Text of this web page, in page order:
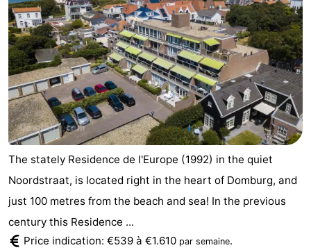
Bruinisse
-
Zierikzee
-
Nature
Oosterschelde
-
Burgh
Haamstede
-
Nature
Kop
van
Schouwen
Walcheren
-
Veere
-
Nature
-
The stately Residence de l'Europe (1992) in the quiet
Noordstraat, is located right in the heart of Domburg, and
just 100 metres from the beach and sea! In the previous
century this Residence ...
Price indication: €539 à €1.610 par semaine.